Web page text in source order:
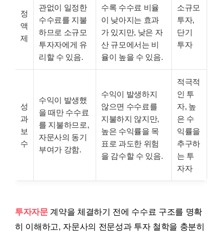
정
액
제
관없이 일정한
수수료를 지불
하므로 소규모
투자자에게 유
리할 수 있음.
수록 수수료 비율
이 낮아지는 효과
가 있지만, 낮은 자
산 규모에서는 비
율이 높을 수 있음.
소규모
투자,
단기
투자
성
과
보
수
수익이 발생했
을 때만 수수료
를 지불하므로,
자문사의 동기
부여가 강함.
수익이 발생하지
않으면 수수료를
지불하지 않지만,
높은 수익률을 목
표로 과도한 위험
을 감수할 수 있음.
적극적
인 투
자, 높
은 수
익률을
추구하
는 투
자자
투자자문계약을 체결하기 전에 수수료 구조를 명확
히 이해하고, 자문사의 전문성과 투자 철학을 충분히